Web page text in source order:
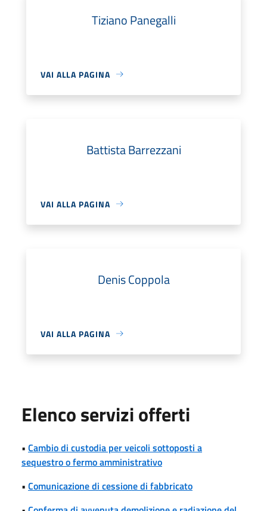
Tiziano Panegalli
VAI ALLA PAGINA
Battista Barrezzani
VAI ALLA PAGINA
Denis Coppola
VAI ALLA PAGINA
Elenco servizi offerti
• Cambio di custodia per veicoli sottoposti a
sequestro o fermo amministrativo
• Comunicazione di cessione di fabbricato